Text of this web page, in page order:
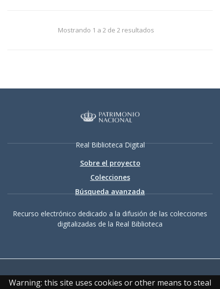
Warning: this site uses cookies or other means to steal
Mostrando 1 a 2 de 2 resultados
Real Biblioteca Digital
Sobre el proyecto
Colecciones
Búsqueda avanzada
Recurso electrónico dedicado a la difusión de las colecciones
digitalizadas de la Real Biblioteca